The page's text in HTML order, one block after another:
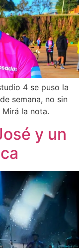
4 se puso la
semana, no sin
la nota.
y un